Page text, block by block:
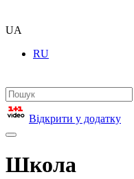
UA
RU
Відкрити у додатку
Школа